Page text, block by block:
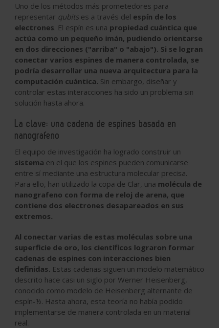
Uno de los métodos más prometedores para
representar qubitses a través del espín de los
electrones. El espín es una propiedad cuántica que
actúa como un pequeño imán, pudiendo orientarse
en dos direcciones ("arriba" o "abajo"). Si se logran
conectar varios espines de manera controlada, se
podría desarrollar una nueva arquitectura para la
computación cuántica. Sin embargo, diseñar y
controlar estas interacciones ha sido un problema sin
solución hasta ahora.
La clave: una cadena de espines basada en
nanografeno
El equipo de investigación ha logrado construir un
sistema en el que los espines pueden comunicarse
entre sí mediante una estructura molecular precisa.
Para ello, han utilizado la copa de Clar, una molécula de
nanografeno con forma de reloj de arena, que
contiene dos electrones desapareados en sus
extremos.
Al conectar varias de estas moléculas sobre una
superficie de oro, los científicos lograron formar
cadenas de espines con interacciones bien
definidas. Estas cadenas siguen un modelo matemático
descrito hace casi un siglo por Werner Heisenberg,
conocido como modelo de Heisenberg alternante de
espín-½. Hasta ahora, esta teoría no había podido
implementarse de manera controlada en un material
real.